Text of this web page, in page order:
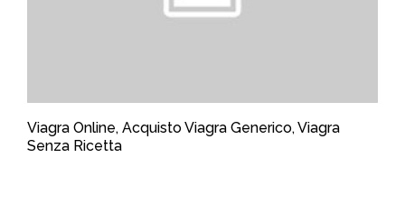
Viagra Online, Acquisto Viagra Generico, Viagra
Senza Ricetta